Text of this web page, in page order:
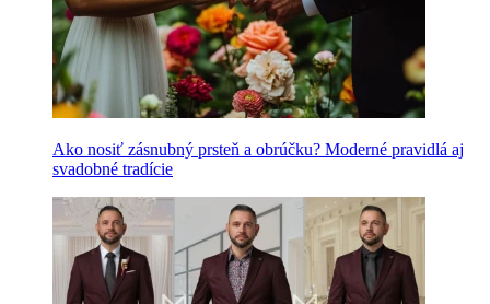
Ako nosiť zásnubný prsteň a obrúčku? Moderné pravidlá aj
svadobné tradície